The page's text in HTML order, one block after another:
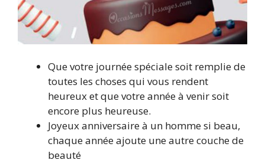
Que votre journée spéciale soit remplie de
toutes les choses qui vous rendent
heureux et que votre année à venir soit
encore plus heureuse.
Joyeux anniversaire à un homme si beau,
chaque année ajoute une autre couche de
beauté